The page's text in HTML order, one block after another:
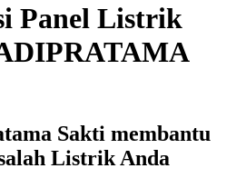
Panel Listrik
Sakti membantu
Listrik Anda